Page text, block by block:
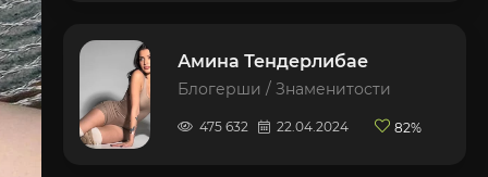
Амина Тендерлибае
Блогерши / Знаменитости
475 632 22.04.2024 82%